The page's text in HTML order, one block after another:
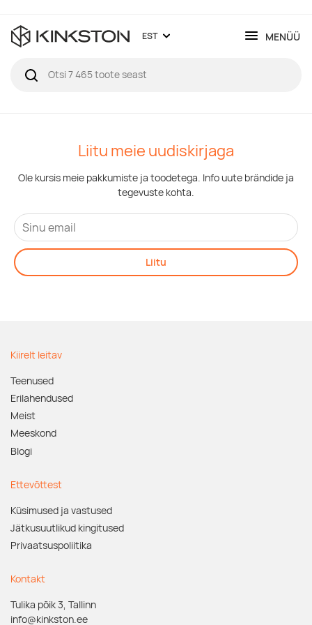
EST MENÜÜ
Liitu meie uudiskirjaga
Ole kursis meie pakkumiste ja toodetega. Info uute brändide ja
tegevuste kohta.
Liitu
Kiirelt leitav
Teenused
Erilahendused
Meist
Meeskond
Blogi
Ettevõttest
Küsimused ja vastused
Jätkusuutlikud kingitused
Privaatsuspoliitika
Kontakt
Tulika põik 3, Tallinn
info@kinkston.ee